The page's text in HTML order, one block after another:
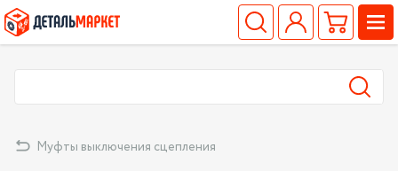
Муфты выключения сцепления